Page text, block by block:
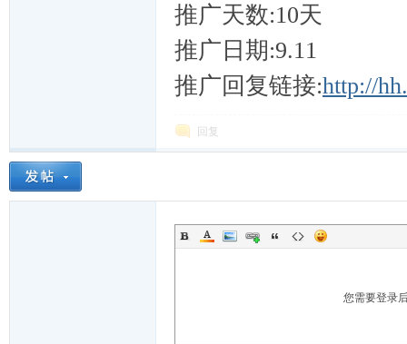
推广天数:10天
推广日期:9.11
推广回复链接:http://
回复
您需要登录